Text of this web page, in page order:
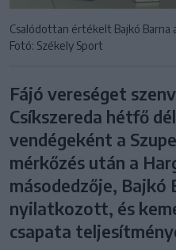
Csalódottan értékelt Bajkó
Fotó: Székely Sport
Fájó vereséget
Csíkszereda hétfő
vendégeként a
mérkőzés után a
másodedzője, Bajkó
nyilatkozott, és
csapata